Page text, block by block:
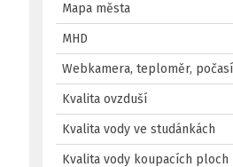
Mapa města
MHD
Webkamera, teploměr, počasí
Kvalita ovzduší
Kvalita vody ve studánkách
Kvalita vody koupacích ploch